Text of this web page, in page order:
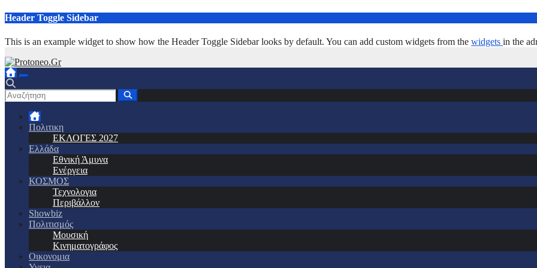
Μετάβαση
περιεχόμενο
Header Toggle Sidebar
This is an example widget to show how the Header Toggle Sidebar looks by default. You can add custom widgets from the widgets in the
Πολιτικη
ΕΚΛΟΓΕΣ 2027
Ελλάδα
Εθνική Άμυνα
Ενέργεια
ΚΟΣΜΟΣ
Τεχνολογια
Περιβάλλον
Showbiz
Πολιτισμός
Μουσική
Κινηματογράφος
Οικονομια